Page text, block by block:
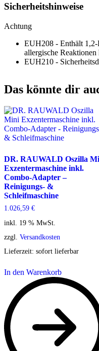
Sicherheitshinweise
Achtung
EUH208 - Enthält
allergische Reaktionen
EUH210 -
Das könnte dir
DR. RAUWALD Oszilla
Exzentermaschine inkl.
Combo-Adapter –
Reinigungs- &
Schleifmaschine
1.026,59 €
inkl. 19 % MwSt.
zzgl. Versandkosten
Lieferzeit: sofort lieferbar
In den Warenkorb